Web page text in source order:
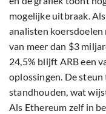
mogelijke uitbraak.
analisten koersdoelen
van meer dan $3
24,5% blijft ARB een
oplossingen. De
standhouden, wat
Als Ethereum zelf in